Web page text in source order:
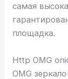
самая
площадка.
Http OMG
OMG